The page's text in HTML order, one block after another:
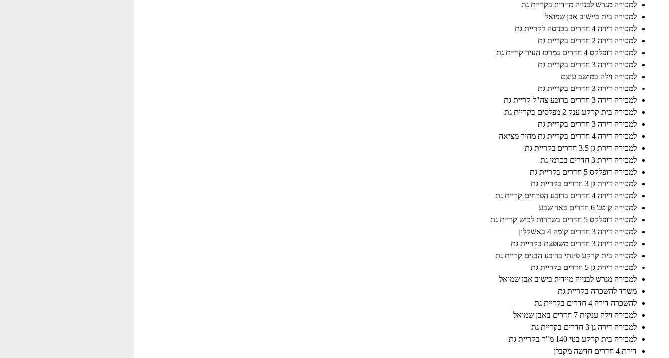
למכירה מגרש לבנייה מיידית בקריית גת
למכירה בית ביישוב אבן שמואל
למכירה דירה 4 חדרים בכניסה לקריית גת
למכירה דירה 2 חדרים בקריית גת
למכירה דופלקס 4 חדרים במרכז העיר קריית גת
למכירה דירה 3 חדרים בקריית גת
למכירה וילה במושב עוצם
למכירה דירה 3 חדרים בקריית גת
למכירה דירה 3 חדרים ברובע צה"ל קריית גת
למכירה בית קרקע ענק 2 מפלסים בקריית גת
למכירה דירה 3 חדרים בקריית גת
למכירה דירה 4 חדרים בקריית גת מחיר מציאה
למכירה דירת גן 3.5 חדרים בקריית גת
למכירה דירת 3 חדרים בכרמי גת
למכירה דופלקס 5 חדרים בקריית גת
למכירה דירת גן 3 חדרים בקריית גת
למכירה דירה 4 חדרים ברובע הפרחים קריית גת
למכירה קוטג' 6 חדרים באר שבע
למכירה דופלקס 5 חדרים בשדרות לכיש קריית גת
למכירה דירה 3 חדרים קומה 4 באשקלון
למכירה דירה 3 חדרים משופצת בקריית גת
למכירה בית קרקע פינתי ברובע הבנים קריית גת
למכירה דירת גן 5 חדרים בקריית גת
למכירה מגרש לבנייה מיידית בישוב אבן שמואל
משרד להשכרה בקריית גת
להשכרה דירה 4 חדרים בקריית גת
למכירה וילה ענקית 7 חדרים באבן שמואל
למכירה דירה גן 3 חדרים בקריית גת
למכירה בית קרקע בנוי 140 מ"ר בקריית גת
דירת 4 חדרים חדשה מקבלן